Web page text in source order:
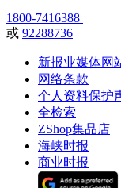
1800-7416388
或 92288736
新报业媒体网
网络条款
个人资料保护
全检索
ZShop集品店
海峡时报
商业时报